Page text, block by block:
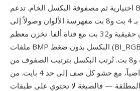
اختيارية ثم مصفوفة البكسل الخام. تدعم BMP أعماق ألوان من 1
بت أحادي اللون مروراً بـ 4 بت و8 بت مفهرسة الألوان وصولاً إلى
16 بت و24 بت ألوان حقيقية و32 بت مع قناة ألفا. تخزن معظم
ملفات BMP البكسل بدون ضغط (BI_RGB)، رغم توفر ضغط RLE
اختياري لأنماط 4 بت و8 بت. تُرتب البكسل بترتيب الصفوف من
الأسفل إلى الأعلى افتراضياً، مع حشو كل صف إلى حد 4 بايت. من
المطلقة — فالصيغة لا تحتوي على طبقات